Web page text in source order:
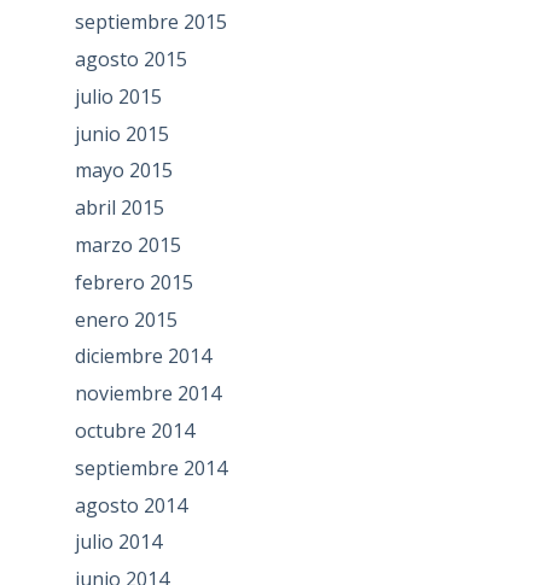
septiembre 2015
agosto 2015
julio 2015
junio 2015
mayo 2015
abril 2015
marzo 2015
febrero 2015
enero 2015
diciembre 2014
noviembre 2014
octubre 2014
septiembre 2014
agosto 2014
julio 2014
junio 2014